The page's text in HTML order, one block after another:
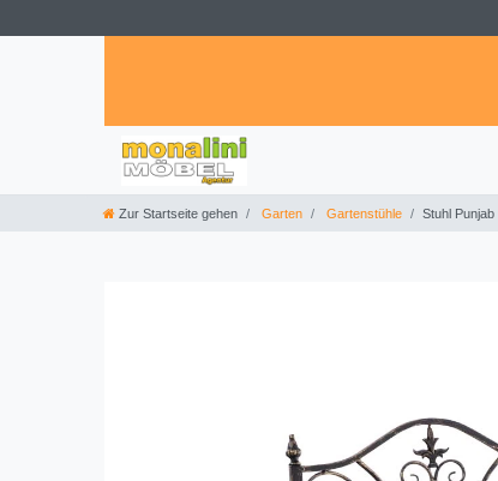
Zur Startseite gehen Garten Gartenstühle Stuhl Punjab